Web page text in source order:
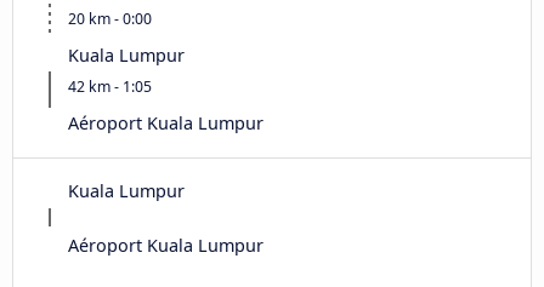
20 km - 0:00
Kuala Lumpur
42 km - 1:05
Aéroport Kuala Lumpur
Kuala Lumpur
Aéroport Kuala Lumpur